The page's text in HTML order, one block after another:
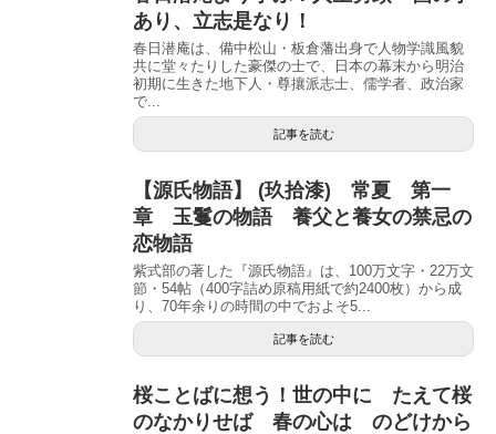
あり、立志是なり！
春日潜庵は、備中松山・板倉藩出身で人物学識風貌
共に堂々たりした豪傑の士で、日本の幕末から明治
初期に生きた地下人・尊攘派志士、儒学者、政治家
で...
記事を読む
【源氏物語】 (玖拾漆) 常夏 第一
章 玉鬘の物語 養父と養女の禁忌の
恋物語
紫式部の著した『源氏物語』は、100万文字・22万文
節・54帖（400字詰め原稿用紙で約2400枚）から成
り、70年余りの時間の中でおよそ5...
記事を読む
桜ことばに想う！世の中に たえて桜
のなかりせば 春の心は のどけから